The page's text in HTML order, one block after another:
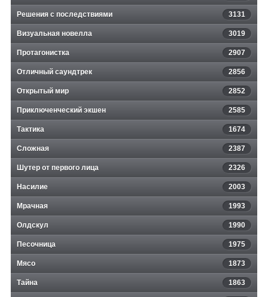
Решения с последствиями 3131
Визуальная новелла 3019
Протагонистка 2907
Отличный саундтрек 2856
Открытый мир 2852
Приключенческий экшен 2585
Тактика 1674
Сложная 2387
Шутер от первого лица 2326
Насилие 2003
Мрачная 1993
Олдскул 1990
Песочница 1975
Мясо 1873
Тайна 1863